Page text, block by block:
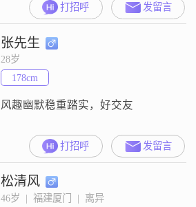
打招呼 发留言
张先生
28岁
178cm
风趣幽默稳重踏实，好交友
打招呼 发留言
松清风
46岁  |  福建厦门  |  离异